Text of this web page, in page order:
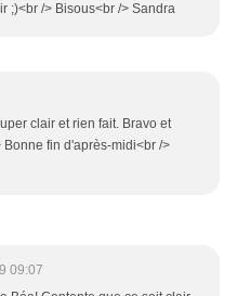
;)<br /> Bisous<br /> Sandra
clair et rien fait. Bravo et
fin d'après-midi<br />
09:07